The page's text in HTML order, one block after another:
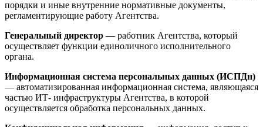
порядки и иные внутренние нормативные документы,
регламентирующие работу Агентства.
Генеральный директор — работник Агентства, который
осуществляет функции единоличного исполнительного
органа.
Информационная система персональных данных (ИСПДн)
— автоматизированная информационная система, являющаяся
частью ИТ- инфраструктуры Агентства, в которой
осуществляется обработка персональных данных.